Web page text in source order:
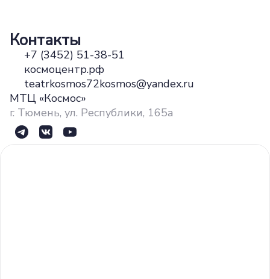
Контакты
+7 (3452) 51-38-51
космоцентр.рф
teatrkosmos72kosmos@yandex.ru
МТЦ «Космос»
г. Тюмень, ул. Республики, 165а